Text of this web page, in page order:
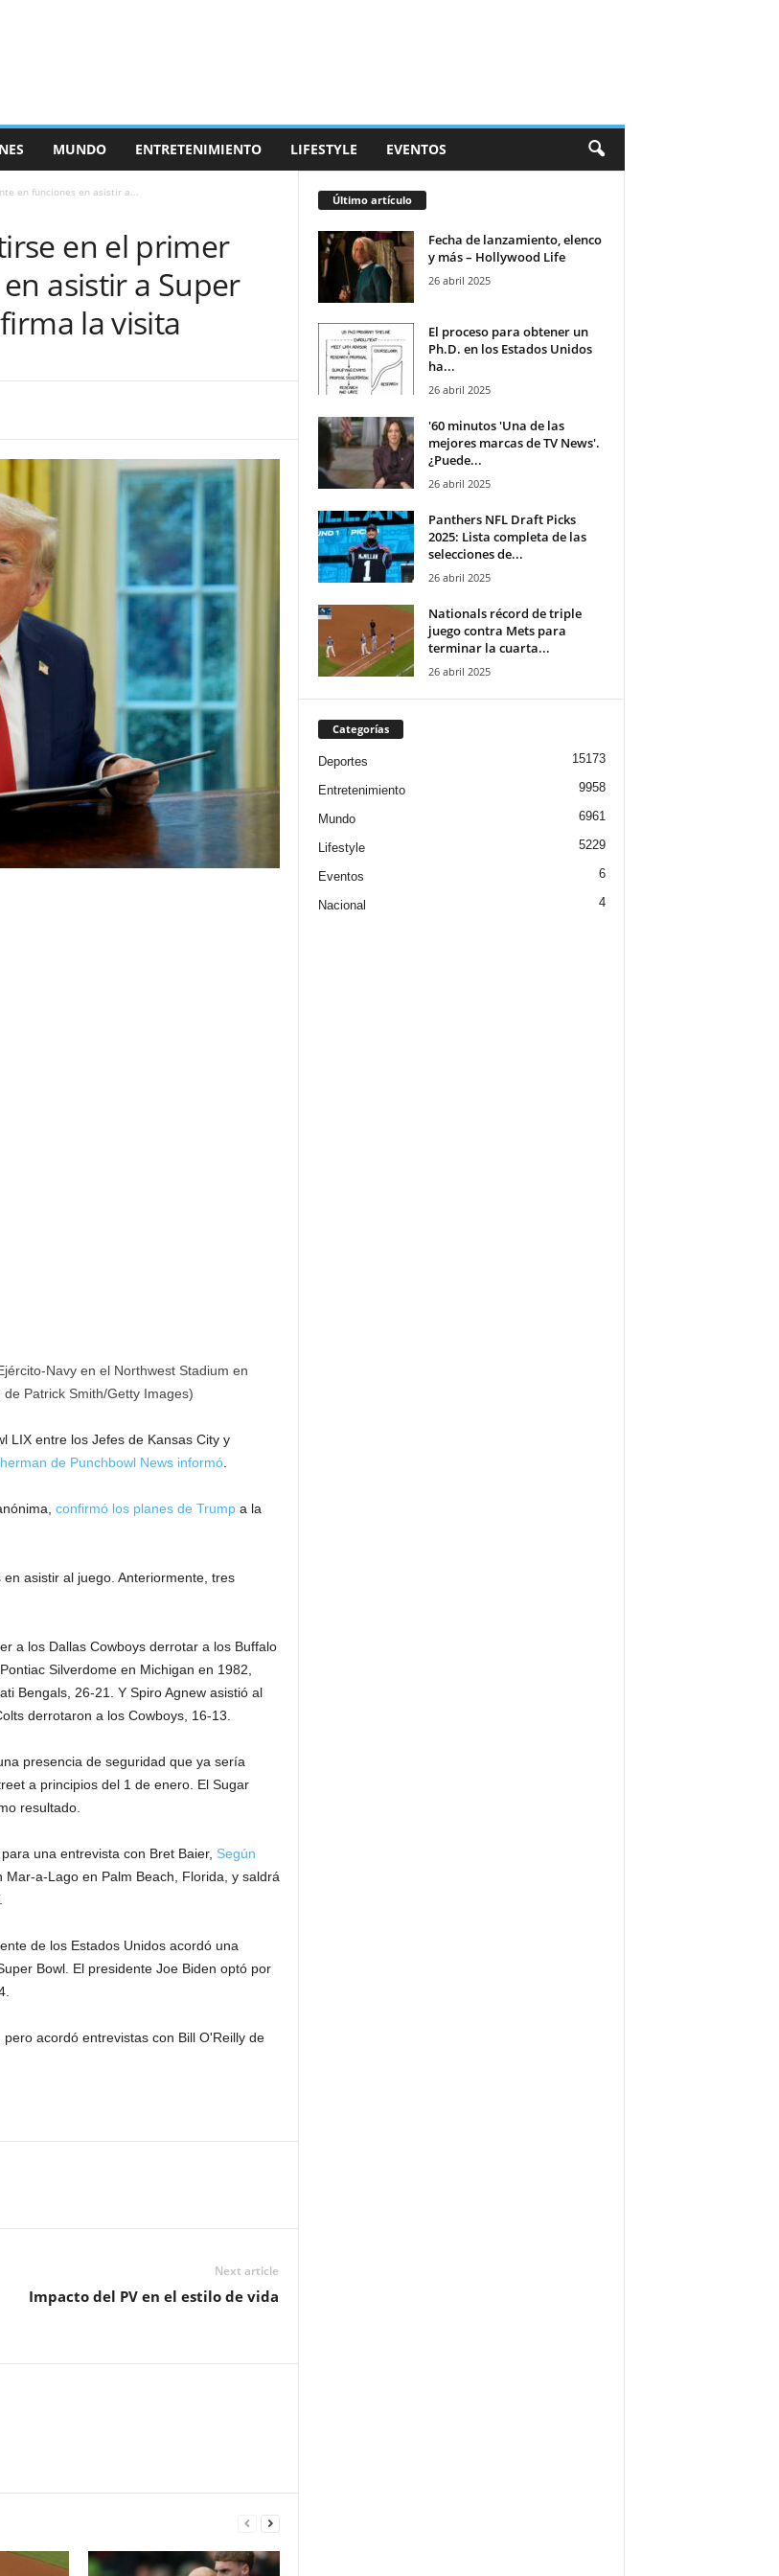
MUNDO ENTRETENIMIENTO LIFESTYLE EVENTOS
en funciones en asistir a...
en el primer
asistir a Super
la visita
Navy en el Northwest Stadium en
Patrick Smith/Getty Images)
LIX entre los Jefes de Kansas City y
de Punchbowl News informó.
confirmó los planes de Trumpa la
asistir al juego. Anteriormente, tres
a los Dallas Cowboys derrotar a los Buffalo
Silverdome en Michigan en 1982,
Bengals, 26-21. Y Spiro Agnew asistió al
derrotaron a los Cowboys, 16-13.
presencia de seguridad que ya sería
a principios del 1 de enero. El Sugar
resultado.
una entrevista con Bret Baier, Según
a-Lago en Palm Beach, Florida, y saldrá
de los Estados Unidos acordó una
Bowl. El presidente Joe Biden optó por
acordó entrevistas con Bill O'Reilly de
Next article
Impacto del PV en el estilo de vida
Último artículo
Fecha de lanzamiento, elenco
y más – Hollywood Life
26 abril 2025
El proceso para obtener un
Ph.D. en los Estados Unidos
ha...
26 abril 2025
'60 minutos 'Una de las
mejores marcas de TV News'.
¿Puede...
26 abril 2025
Panthers NFL Draft Picks
2025: Lista completa de las
selecciones de...
26 abril 2025
Nationals récord de triple
juego contra Mets para
terminar la cuarta...
26 abril 2025
Categorías
Deportes 15173
Entretenimiento 9958
Mundo 6961
Lifestyle 5229
Eventos 6
Nacional 4